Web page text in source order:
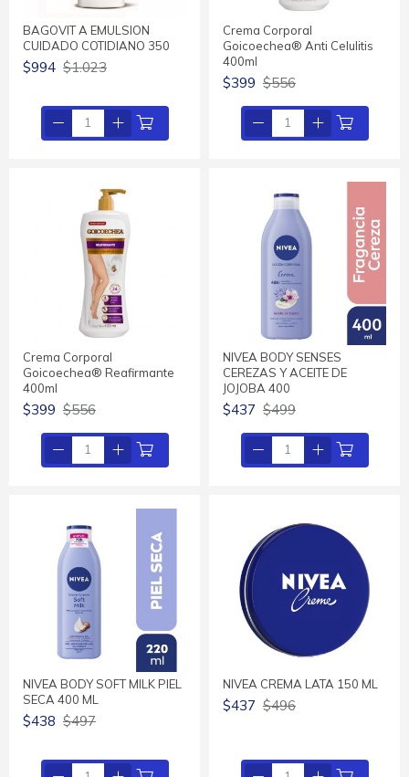
BAGOVIT A EMULSION
CUIDADO COTIDIANO 350
$994 $1.023
Crema Corporal
Goicoechea® Anti Celulitis
400ml
$399 $556
Crema Corporal
Goicoechea® Reafirmante
400ml
$399 $556
NIVEA BODY SENSES
CEREZAS Y ACEITE DE
JOJOBA 400
$437 $499
NIVEA BODY SOFT MILK PIEL
SECA 400 ML
$438 $497
NIVEA CREMA LATA 150 ML
$437 $496